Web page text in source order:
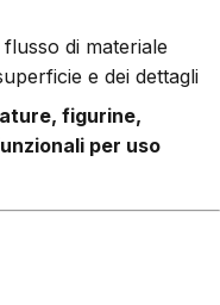
flusso di materiale
e dei dettagli
figurine,
per uso